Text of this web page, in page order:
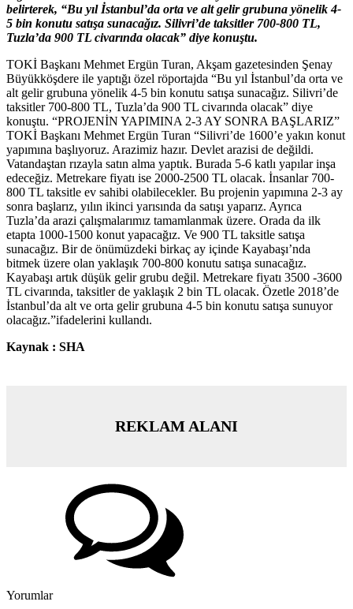
belirterek, “Bu yıl İstanbul’da orta ve alt gelir grubuna yönelik 4-
5 bin konutu satışa sunacağız. Silivri’de taksitler 700-800 TL,
Tuzla’da 900 TL civarında olacak” diye konuştu.
TOKİ Başkanı Mehmet Ergün Turan, Akşam gazetesinden Şenay
Büyükköşdere ile yaptığı özel röportajda “Bu yıl İstanbul’da orta ve
alt gelir grubuna yönelik 4-5 bin konutu satışa sunacağız. Silivri’de
taksitler 700-800 TL, Tuzla’da 900 TL civarında olacak” diye
konuştu. “PROJENİN YAPIMINA 2-3 AY SONRA BAŞLARIZ”
TOKİ Başkanı Mehmet Ergün Turan “Silivri’de 1600’e yakın konut
yapımına başlıyoruz. Arazimiz hazır. Devlet arazisi de değildi.
Vatandaştan rızayla satın alma yaptık. Burada 5-6 katlı yapılar inşa
edeceğiz. Metrekare fiyatı ise 2000-2500 TL olacak. İnsanlar 700-
800 TL taksitle ev sahibi olabilecekler. Bu projenin yapımına 2-3 ay
sonra başlarız, yılın ikinci yarısında da satışı yaparız. Ayrıca
Tuzla’da arazi çalışmalarımız tamamlanmak üzere. Orada da ilk
etapta 1000-1500 konut yapacağız. Ve 900 TL taksitle satışa
sunacağız. Bir de önümüzdeki birkaç ay içinde Kayabaşı’nda
bitmek üzere olan yaklaşık 700-800 konutu satışa sunacağız.
Kayabaşı artık düşük gelir grubu değil. Metrekare fiyatı 3500 -3600
TL civarında, taksitler de yaklaşık 2 bin TL olacak. Özetle 2018’de
İstanbul’da alt ve orta gelir grubuna 4-5 bin konutu satışa sunuyor
olacağız.”ifadelerini kullandı.
Kaynak : SHA
REKLAM ALANI
Yorumlar